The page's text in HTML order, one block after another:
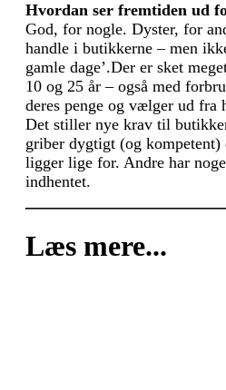
Hvordan ser fremtiden ud
God, for nogle. Dyster, for
handle i butikkerne – men
gamle dage’.Der er sket
10 og 25 år – også med
deres penge og vælger ud fra
Det stiller nye krav til
griber dygtigt (og kompetent)
ligger lige for. Andre har
indhentet.
Læs mere...